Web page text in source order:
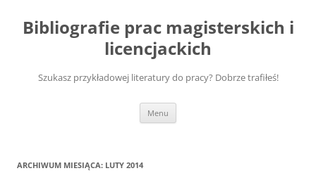
treści
Bibliografie prac magisterskich i
licencjackich
Szukasz przykładowej literatury do pracy? Dobrze trafiłeś!
Menu
ARCHIWUM MIESIĄCA: LUTY 2014